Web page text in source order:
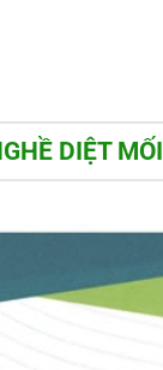
DIỆT MỐI